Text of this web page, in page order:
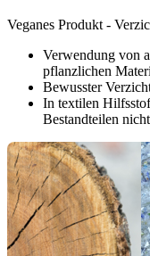
Veganes Produkt -
Verwendung von
pflanzlichen
Bewusster
In textilen
Bestandteilen